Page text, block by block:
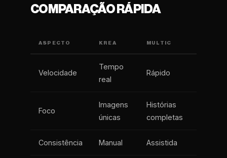
COMPARAÇÃO RÁPIDA
ASPECTO KREA MULTIC
Velocidade
Tempo
real
Rápido
Foco
Imagens
únicas
Histórias
completas
Consistência Manual Assistida